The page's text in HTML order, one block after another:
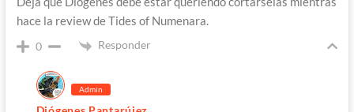
hace la review de Tides of Numenara.
0 Responder
Admin